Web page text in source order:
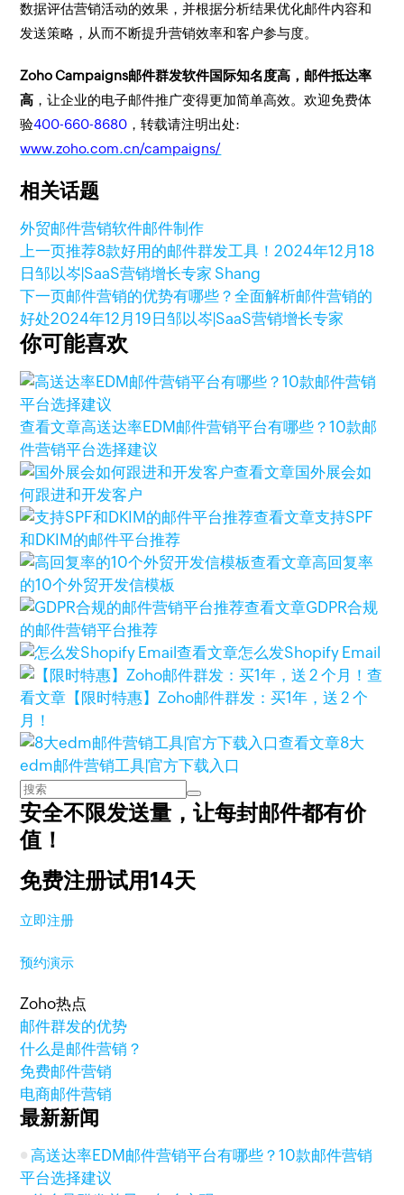
数据评估营销活动的效果，并根据分析结果优化邮件内容和
发送策略，从而不断提升营销效率和客户参与度。
Zoho Campaigns邮件群发软件国际知名度高，邮件抵达率
高 ，让企业的电子邮件推广变得更加简单高效。欢迎免费体
验400-660-8680 ，转载请注明出处:
www.zoho.com.cn/campaigns/
相关话题
外贸邮件营销软件邮件制作
上一页推荐8款好用的邮件群发工具！2024年12月18
日邹以岑|SaaS营销增长专家 Shang
下一页邮件营销的优势有哪些？全面解析邮件营销的
好处2024年12月19日邹以岑|SaaS营销增长专家
你可能喜欢
查看文章高送达率EDM邮件营销平台有哪些？10款邮
件营销平台选择建议
查看文章国外展会如
何跟进和开发客户
查看文章支持SPF
和DKIM的邮件平台推荐
查看文章高回复率
的10个外贸开发信模板
查看文章GDPR合规
的邮件营销平台推荐
查看文章怎么发Shopify Email
查
看文章 【限时特惠】Zoho邮件群发：买1年，送 2 个
月！
查看文章8大
edm邮件营销工具|官方下载入口
安全不限发送量，让每封邮件都有价
值！
免费注册试用14天
立即注册
预约演示
Zoho热点
邮件群发的优势
什么是邮件营销？
免费邮件营销
电商邮件营销
最新新闻
高送达率EDM邮件营销平台有哪些？10款邮件营销
平台选择建议